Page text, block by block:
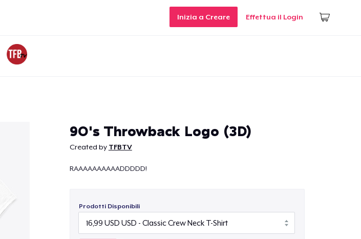
Inizia a Creare Effettua il Login
90's Throwback Logo (3D)
Created by TFBTV
RAAAAAAAAAADDDDD!
Prodotti Disponibili